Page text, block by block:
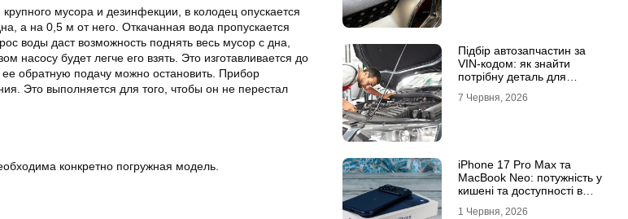
мусора и дезинфекции, в колодец опускается
а на 0,5 м от него. Откачанная вода пропускается
воды даст возможность поднять весь мусор с дна,
насосу будет легче его взять. Это изготавливается до
ее обратную подачу можно остановить. Прибор
Это выполняется для того, чтобы он не перестал
конкретно погружная модель.
Підбір автозапчастин за
VIN-кодом: як знайти
потрібну деталь для
7 Червня, 2026
iPhone 17 Pro Max та
MacBook Neo: потужність у
кишені та доступності в
1 Червня, 2026